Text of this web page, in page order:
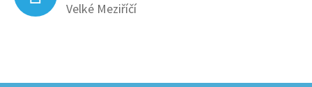
Velké Meziříčí